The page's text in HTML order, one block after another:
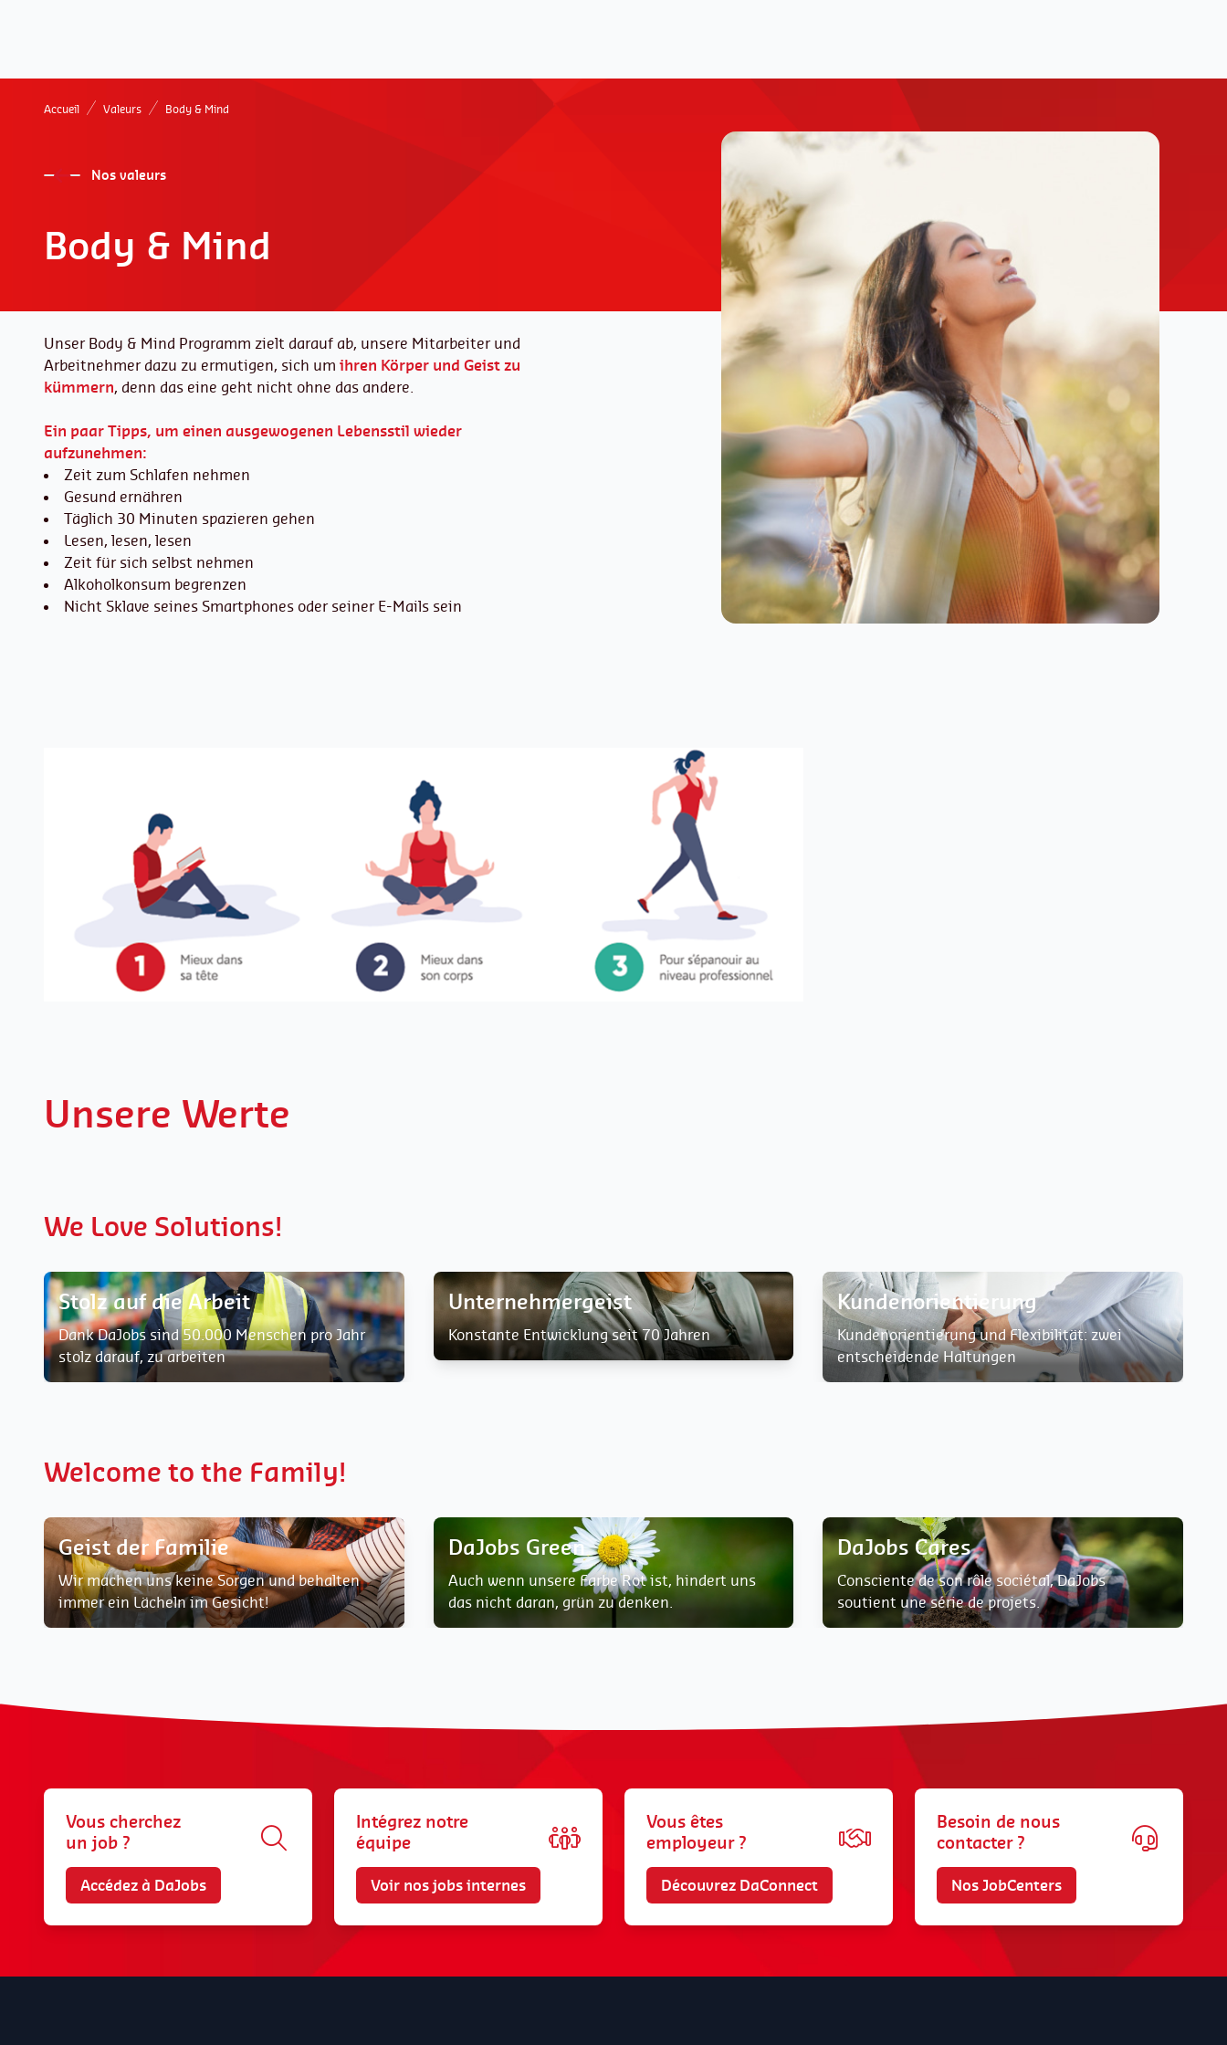
Accueil Valeurs Body & Mind
Nos valeurs
Body & Mind
Unser Body & Mind Programm zielt darauf ab, unsere Mitarbeiter und
Arbeitnehmer dazu zu ermutigen, sich um ihren Körper und Geist zu
kümmern, denn das eine geht nicht ohne das andere.
Ein paar Tipps, um einen ausgewogenen Lebensstil wieder
aufzunehmen:
Zeit zum Schlafen nehmen
Gesund ernähren
Täglich 30 Minuten spazieren gehen
Lesen, lesen, lesen
Zeit für sich selbst nehmen
Alkoholkonsum begrenzen
Nicht Sklave seines Smartphones oder seiner E-Mails sein
Unsere Werte
We Love Solutions!
Stolz auf die Arbeit
Dank DaJobs sind 50.000 Menschen pro Jahr
stolz darauf, zu arbeiten
Unternehmergeist
Konstante Entwicklung seit 70 Jahren
Kundenorientierung
Kundenorientierung und Flexibilität: zwei
entscheidende Haltungen
Welcome to the Family!
Geist der Familie
Wir machen uns keine Sorgen und behalten
immer ein Lächeln im Gesicht!
DaJobs Green
Auch wenn unsere Farbe Rot ist, hindert uns
das nicht daran, grün zu denken.
DaJobs Cares
Consciente de son rôle sociétal, DaJobs
soutient une série de projets.
Vous cherchez
un job ?
Accédez à DaJobs
Intégrez notre
équipe
Voir nos jobs internes
Vous êtes
employeur ?
Découvrez DaConnect
Besoin de nous
contacter ?
Nos JobCenters